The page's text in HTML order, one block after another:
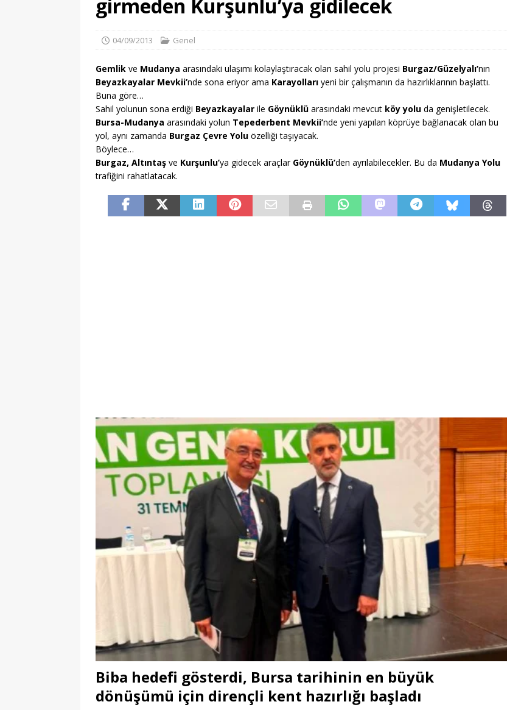
Başkanı değişti
GENEL
[ 06/08/2026 ] Biba hedefi gösterdi, Bursa tarihinin en büyük dönüşümü için dirençli
kent hazırlığı başladı
GENEL
girmeden Kurşunlu’ya gidilecek
04/09/2013 Genel
Gemlik ve Mudanya arasındaki ulaşımı kolaylaştıracak olan sahil yolu projesi Burgaz/Güzelyalı’nın
Beyazkayalar Mevkii’nde sona eriyor ama Karayolları yeni bir çalışmanın da hazırlıklarının başlattı.
Buna göre…
Sahil yolunun sona erdiği Beyazkayalar ile Göynüklü arasındaki mevcut köy yolu da genişletilecek.
Bursa-Mudanya arasındaki yolun Tepederbent Mevkii’nde yeni yapılan köprüye bağlanacak olan bu
yol, aynı zamanda Burgaz Çevre Yolu özelliği taşıyacak.
Böylece…
Burgaz, Altıntaş ve Kurşunlu’ya gidecek araçlar Göynüklü’den ayrılabilecekler. Bu da Mudanya Yolu
trafiğini rahatlatacak.
Biba hedefi gösterdi, Bursa tarihinin en büyük
dönüşümü için dirençli kent hazırlığı başladı